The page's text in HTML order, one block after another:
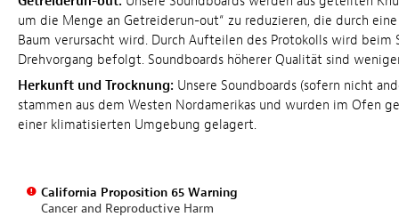
um die Menge an Getreiderun-out“ zu reduzieren, die durch
Baum verursacht wird. Durch Aufteilen des Protokolls wird beim
Drehvorgang befolgt. Soundboards höherer Qualität sind
Herkunft und Trocknung: Unsere Soundboards (sofern nicht
stammen aus dem Westen Nordamerikas und wurden im Ofen
einer klimatisierten Umgebung gelagert.
California Proposition 65 Warning
Cancer and Reproductive Harm